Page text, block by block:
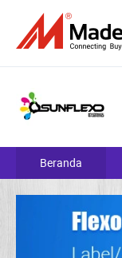
Beranda